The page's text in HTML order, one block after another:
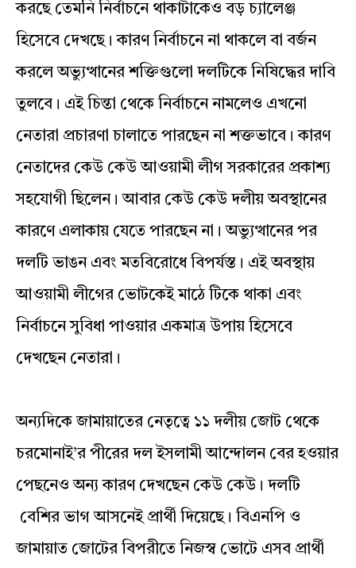
করছে তেমনি নির্বাচনে থাকাটাকেও বড় চ্যালেঞ্জ
হিসেবে দেখছে। কারণ নির্বাচনে না থাকলে বা বর্জন
করলে অভ্যুত্থানের শক্তিগুলো দলটিকে নিষিদ্ধের দাবি
তুলবে। এই চিন্তা থেকে নির্বাচনে নামলেও এখনো
নেতারা প্রচারণা চালাতে পারছেন না শক্তভাবে। কারণ
নেতাদের কেউ কেউ আওয়ামী লীগ সরকারের প্রকাশ্য
সহযোগী ছিলেন। আবার কেউ কেউ দলীয় অবস্থানের
কারণে এলাকায় যেতে পারছেন না। অভ্যুত্থানের পর
দলটি ভাঙন এবং মতবিরোধে বিপর্যস্ত। এই অবস্থায়
আওয়ামী লীগের ভোটকেই মাঠে টিকে থাকা এবং
নির্বাচনে সুবিধা পাওয়ার একমাত্র উপায় হিসেবে
দেখছেন নেতারা।
অন্যদিকে জামায়াতের নেতৃত্বে ১১ দলীয় জোট থেকে
চরমোনাই’র পীরের দল ইসলামী আন্দোলন বের হওয়ার
পেছনেও অন্য কারণ দেখছেন কেউ কেউ। দলটি
বেশির ভাগ আসনেই প্রার্থী দিয়েছে। বিএনপি ও
জামায়াত জোটের বিপরীতে নিজস্ব ভোটে এসব প্রার্থী